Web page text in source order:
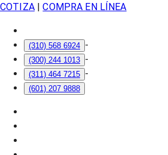
COTIZA| COMPRA EN LÍNEA
(310) 568 6924 -
(300) 244 1013 -
(311) 464 7215 -
(601) 207 9888